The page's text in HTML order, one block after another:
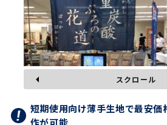
スクロール
短期使用向け薄手生地で最安価